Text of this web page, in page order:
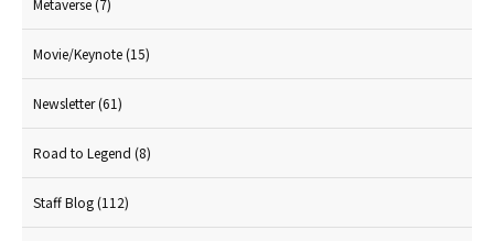
Movie/Keynote(15)
Newsletter(61)
Road to Legend (8)
Staff Blog(112)